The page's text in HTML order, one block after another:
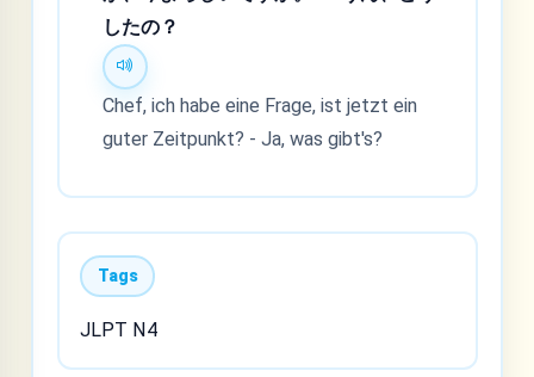
したの？
Chef, ich habe eine Frage, ist jetzt ein
guter Zeitpunkt? - Ja, was gibt's?
Tags
JLPT N4